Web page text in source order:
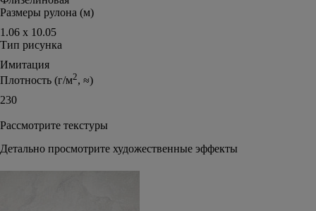
Размеры рулона (м)
1.06 х 10.05
Тип рисунка
Имитация
Плотность (г/м2, ≈)
230
Рассмотрите текстуры
Детально просмотрите художественные эффекты